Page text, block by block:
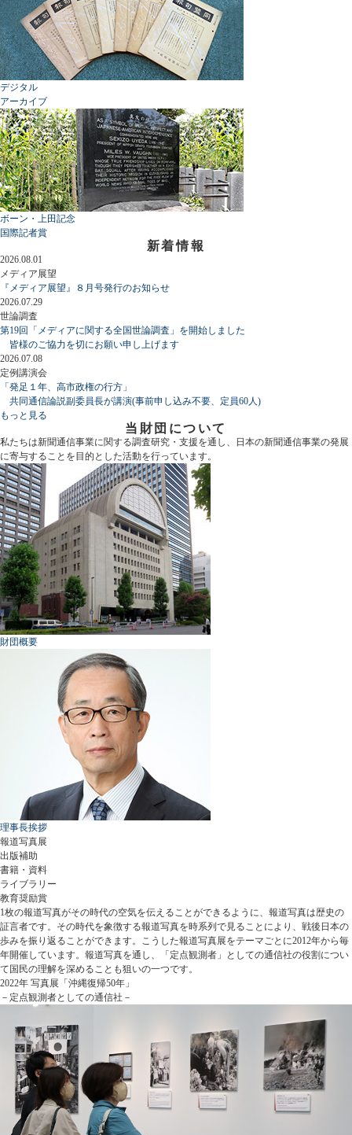
デジタル
アーカイブ
ボーン・上田記念
国際記者賞
新着情報
2026.08.01
メディア展望
『メディア展望』８月号発行のお知らせ
2026.07.29
世論調査
第19回「メディアに関する全国世論調査」を開始しました
皆様のご協力を切にお願い申し上げます
2026.07.08
定例講演会
「発足１年、高市政権の行方」
共同通信論説副委員長が講演(事前申し込み不要、定員60人)
もっと見る
当財団について
私たちは新聞通信事業に関する調査研究・支援を通し、日本の新聞通信事業の発展
に寄与することを目的とした活動を行っています。
財団概要
理事長挨拶
報道写真展
出版補助
書籍・資料
ライブラリー
教育奨励賞
1枚の報道写真がその時代の空気を伝えることができるように、報道写真は歴史の
証言者です。その時代を象徴する報道写真を時系列で見ることにより、戦後日本の
歩みを振り返ることができます。こうした報道写真展をテーマごとに2012年から毎
年開催しています。報道写真を通し、「定点観測者」としての通信社の役割につい
て国民の理解を深めることも狙いの一つです。
2022年 写真展「沖縄復帰50年」
－定点観測者としての通信社－